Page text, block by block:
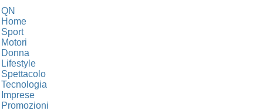
QN
Home
Sport
Motori
Donna
Lifestyle
Spettacolo
Tecnologia
Imprese
Promozioni